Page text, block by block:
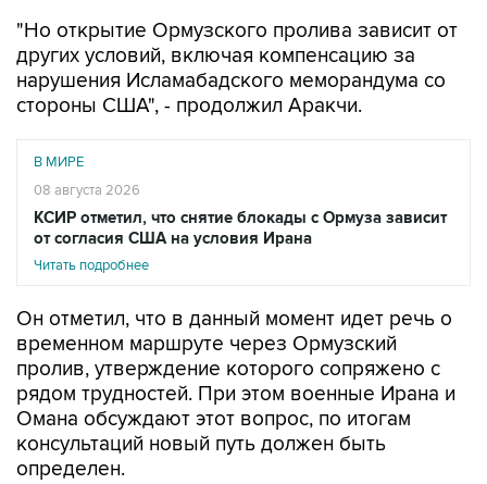
"Но открытие Ормузского пролива зависит от
других условий, включая компенсацию за
нарушения Исламабадского меморандума со
стороны США", - продолжил Аракчи.
В МИРЕ
08 августа 2026
КСИР отметил, что снятие блокады с Ормуза зависит
от согласия США на условия Ирана
Читать подробнее
Он отметил, что в данный момент идет речь о
временном маршруте через Ормузский
пролив, утверждение которого сопряжено с
рядом трудностей. При этом военные Ирана и
Омана обсуждают этот вопрос, по итогам
консультаций новый путь должен быть
определен.